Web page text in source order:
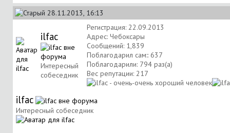
28.11.2013, 16:13
ilfac
Интересный
собеседник
Регистрация: 22.09.2013
Адрес: Чебоксары
Сообщений: 1,839
Поблагодарил сам:: 637
Поблагодарили: 794 раз(а)
Вес репутации: 217
ilfac
Интересный собеседник